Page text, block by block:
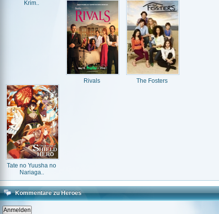
Krim..
Rivals The Fosters
Tate no Yuusha no
Nariaga..
Kommentare zu Heroes